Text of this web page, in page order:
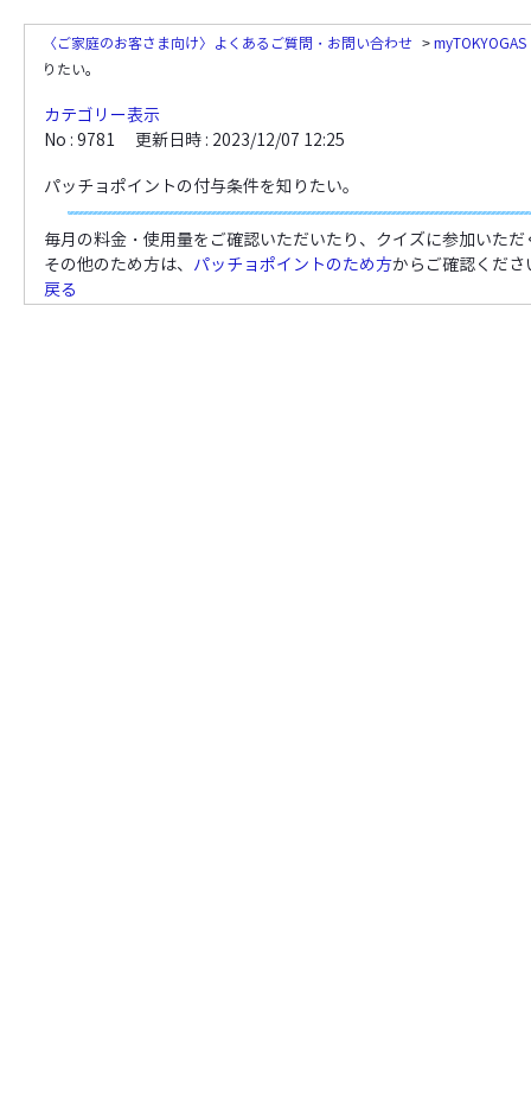
〈ご家庭のお客さま向け〉よくあるご質問・お問い合わせ >
りたい。
カテゴリー表示
No : 9781
更新日時 : 2023/12/07 12:25
パッチョポイントの付与条件を知りたい。
毎月の料金・使用量をご確認いただいたり、クイズに参加いた
その他のため方は、 パッチョポイントのため方からご確認くださ
戻る